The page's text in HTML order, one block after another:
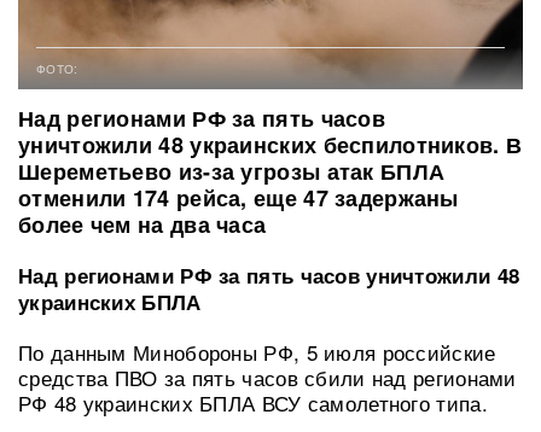
ФОТО:
Над регионами РФ за пять часов
уничтожили 48 украинских беспилотников. В
Шереметьево из-за угрозы атак БПЛА
отменили 174 рейса, еще 47 задержаны
более чем на два часа
Над регионами РФ за пять часов уничтожили 48
украинских БПЛА
По данным Минобороны РФ, 5 июля российские
средства ПВО за пять часов сбили над регионами
РФ 48 украинских БПЛА ВСУ самолетного типа.